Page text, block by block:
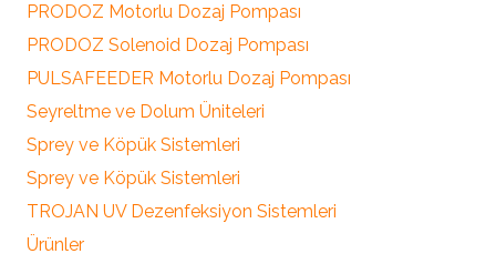
PRODOZ Motorlu Dozaj Pompası
PRODOZ Solenoid Dozaj Pompası
PULSAFEEDER Motorlu Dozaj Pompası
Seyreltme ve Dolum Üniteleri
Sprey ve Köpük Sistemleri
Sprey ve Köpük Sistemleri
TROJAN UV Dezenfeksiyon Sistemleri
Ürünler